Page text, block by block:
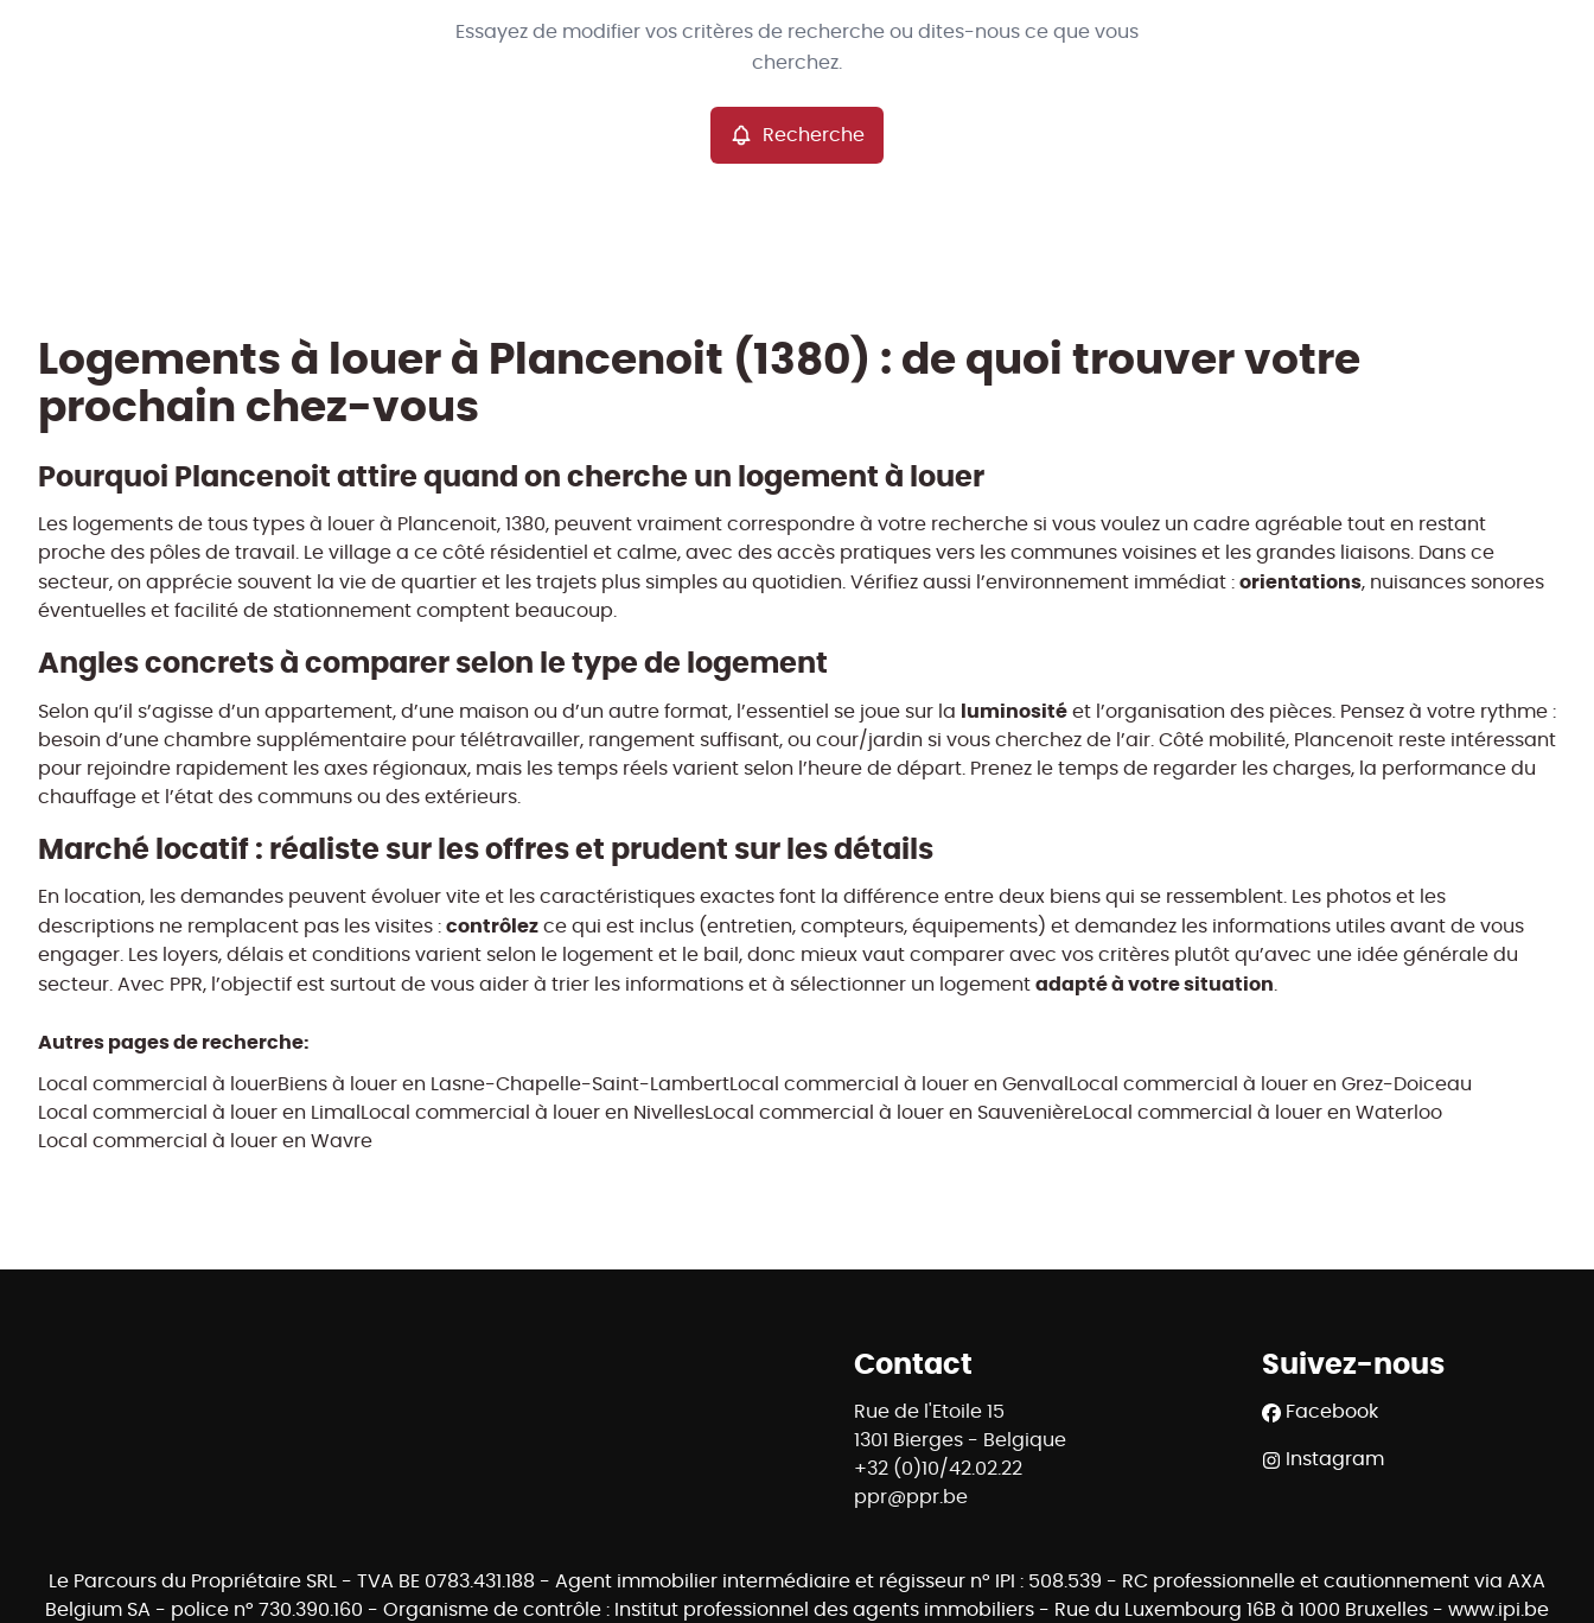
Essayez de modifier vos critères de recherche ou dites-nous ce que vous
cherchez.
Recherche
Logements à louer à Plancenoit (1380) : de quoi trouver votre
prochain chez-vous
Pourquoi Plancenoit attire quand on cherche un logement à louer
Les logements de tous types à louer à Plancenoit, 1380, peuvent vraiment correspondre à votre recherche si vous voulez un cadre agréable tout en restant
proche des pôles de travail. Le village a ce côté résidentiel et calme, avec des accès pratiques vers les communes voisines et les grandes liaisons. Dans ce
secteur, on apprécie souvent la vie de quartier et les trajets plus simples au quotidien. Vérifiez aussi l’environnement immédiat : orientations, nuisances sonores
éventuelles et facilité de stationnement comptent beaucoup.
Angles concrets à comparer selon le type de logement
Selon qu’il s’agisse d’un appartement, d’une maison ou d’un autre format, l’essentiel se joue sur la luminosité et l’organisation des pièces. Pensez à votre rythme :
besoin d’une chambre supplémentaire pour télétravailler, rangement suffisant, ou cour/jardin si vous cherchez de l’air. Côté mobilité, Plancenoit reste intéressant
pour rejoindre rapidement les axes régionaux, mais les temps réels varient selon l’heure de départ. Prenez le temps de regarder les charges, la performance du
chauffage et l’état des communs ou des extérieurs.
Marché locatif : réaliste sur les offres et prudent sur les détails
En location, les demandes peuvent évoluer vite et les caractéristiques exactes font la différence entre deux biens qui se ressemblent. Les photos et les
descriptions ne remplacent pas les visites : contrôlez ce qui est inclus (entretien, compteurs, équipements) et demandez les informations utiles avant de vous
engager. Les loyers, délais et conditions varient selon le logement et le bail, donc mieux vaut comparer avec vos critères plutôt qu’avec une idée générale du
secteur. Avec PPR, l’objectif est surtout de vous aider à trier les informations et à sélectionner un logement adapté à votre situation.
Autres pages de recherche:
Local commercial à louerBiens à louer en Lasne-Chapelle-Saint-LambertLocal commercial à louer en GenvalLocal commercial à louer en Grez-Doiceau
Local commercial à louer en LimalLocal commercial à louer en NivellesLocal commercial à louer en SauvenièreLocal commercial à louer en Waterloo
Local commercial à louer en Wavre
Contact
Rue de l'Etoile 15
1301 Bierges - Belgique
+32 (0)10/42.02.22
ppr@ppr.be
Suivez-nous
Facebook
Instagram
Le Parcours du Propriétaire SRL - TVA BE 0783.431.188 - Agent immobilier intermédiaire et régisseur n° IPI : 508.539 - RC professionnelle et cautionnement via AXA
Belgium SA - police n° 730.390.160 - Organisme de contrôle : Institut professionnel des agents immobiliers - Rue du Luxembourg 16B à 1000 Bruxelles - www.ipi.be